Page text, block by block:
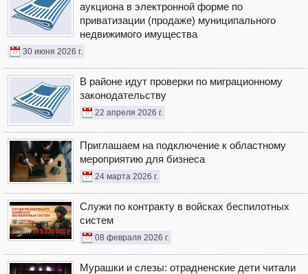
аукциона в электронной форме по
приватизации (продаже) муниципального
недвижимого имущества
30 июня 2026 г.
В районе идут проверки по миграционному
законодательству
22 апреля 2026 г.
Приглашаем на подключение к областному
мероприятию для бизнеса
24 марта 2026 г.
Служи по контракту в войсках беспилотных
систем
08 февраля 2026 г.
Мурашки и слезы: отрадненские дети читали